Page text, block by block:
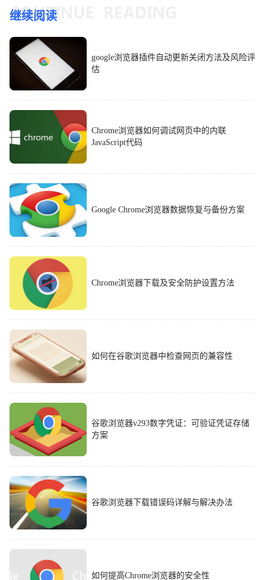
继续阅读
google浏览器插件自动更新关闭方法及风险评
估
Chrome浏览器如何调试网页中的内联
JavaScript代码
Google Chrome浏览器数据恢复与备份方案
Chrome浏览器下载及安全防护设置方法
如何在谷歌浏览器中检查网页的兼容性
谷歌浏览器v293数字凭证：可验证凭证存储
方案
谷歌浏览器下载错误码详解与解决办法
如何提高Chrome浏览器的安全性